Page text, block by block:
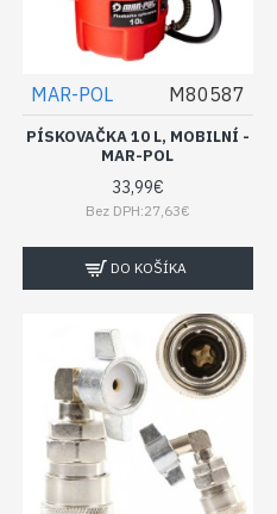
MAR-POL M80587
PÍSKOVAČKA 10 L, MOBILNÍ -
MAR-POL
33,99€
Bez DPH:27,63€
DO KOŠÍKA